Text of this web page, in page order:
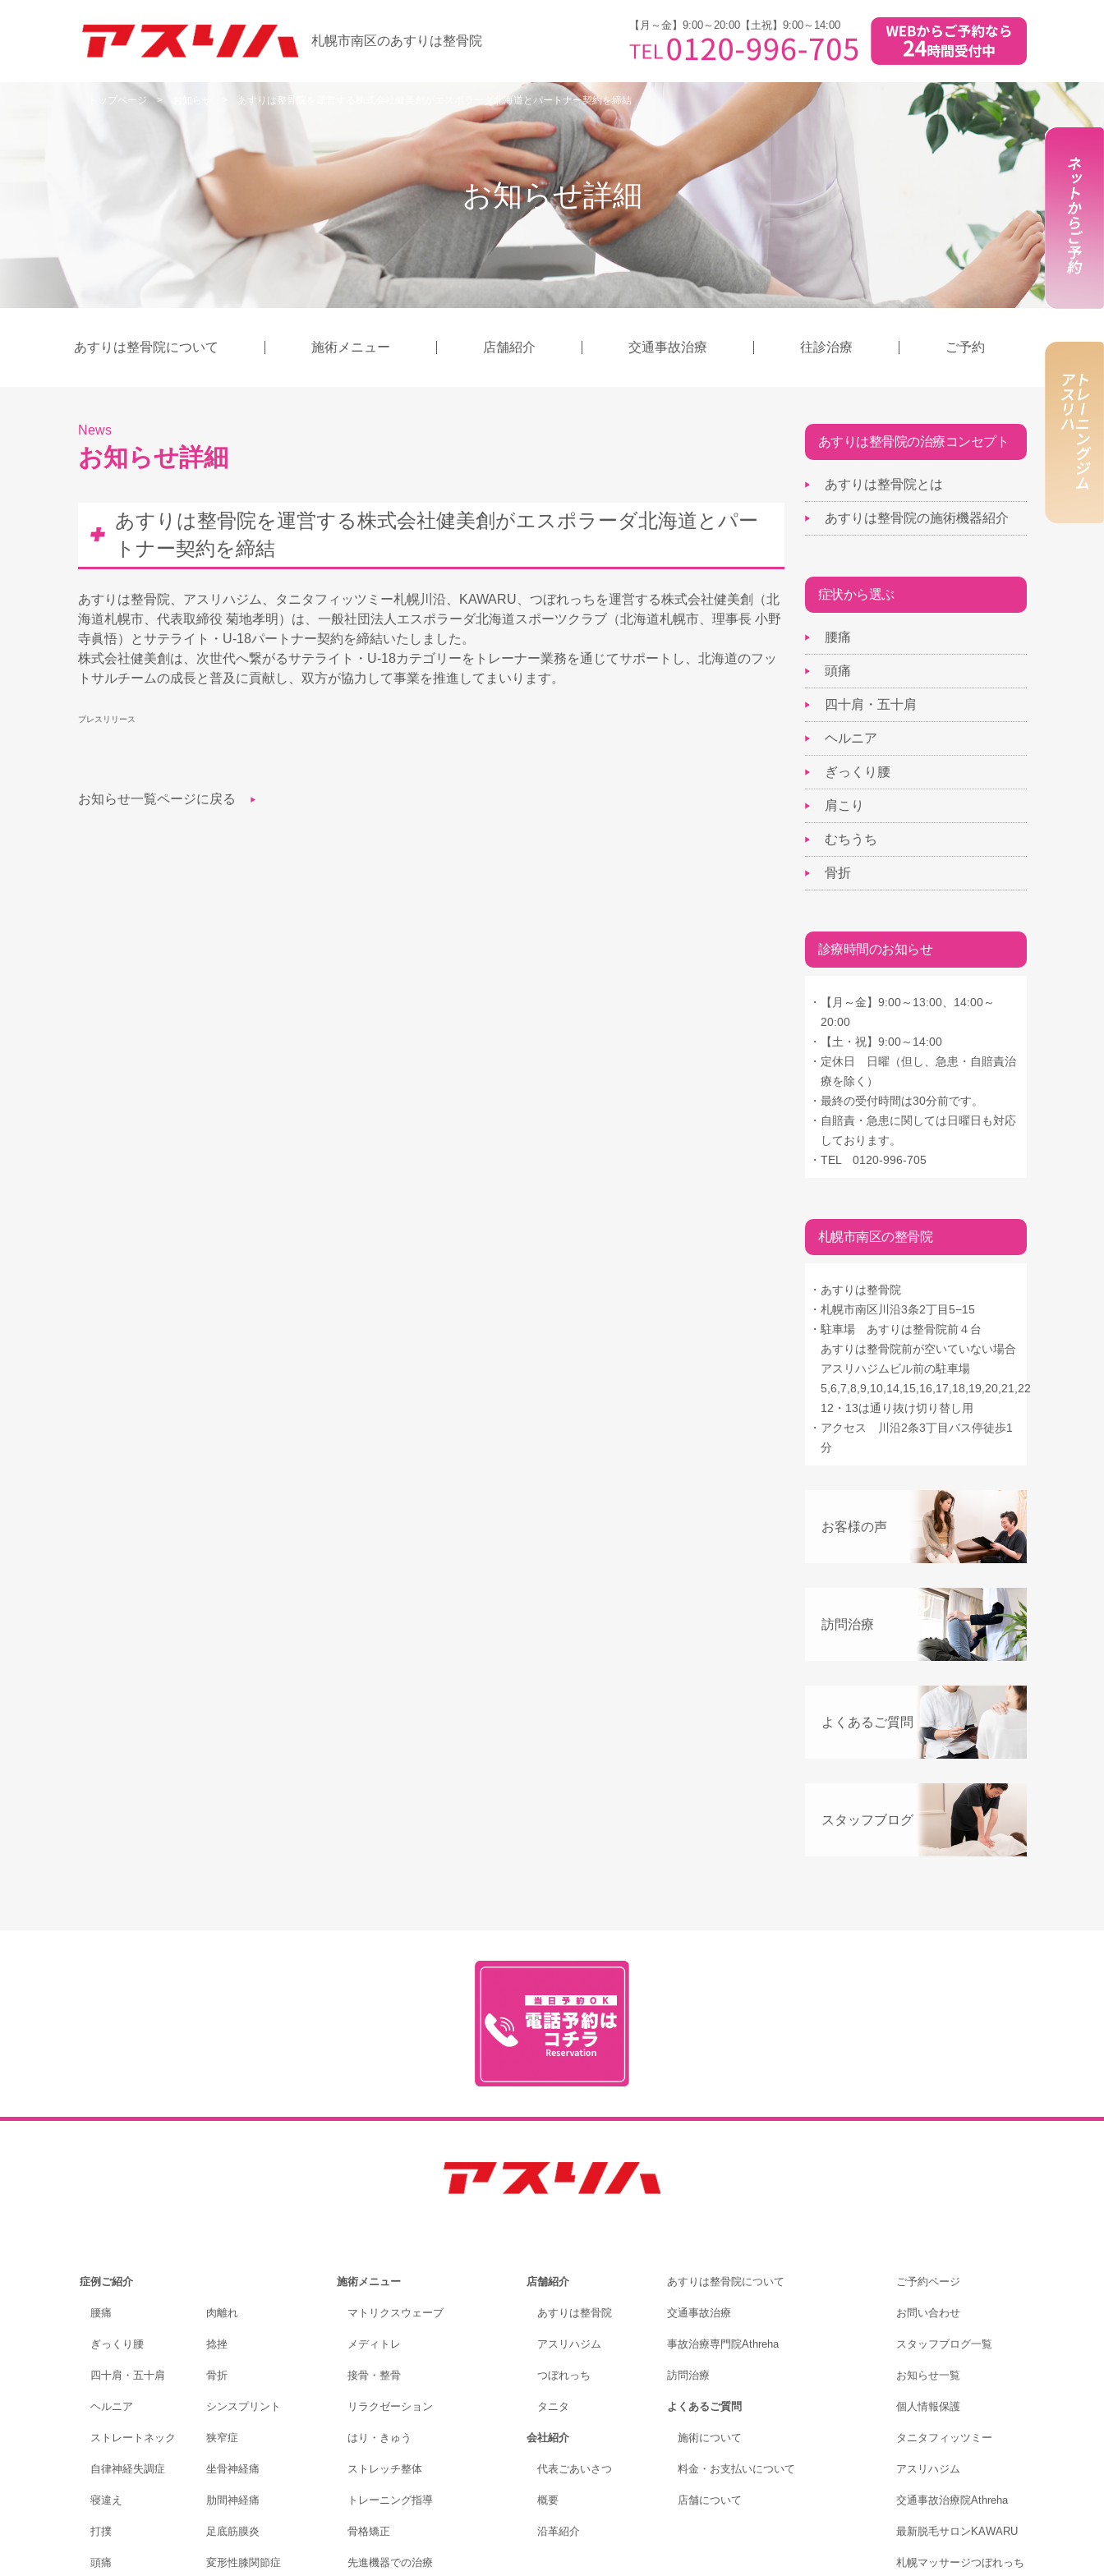
札幌市南区のあすりは整骨院
【月～金】9:00～20:00【土祝】9:00～14:00
トップページ > あすりは整骨院を運営する株式会社健美創がエスポラーダ北海道とパートナー契約を締結
お知らせ詳細
あすりは整骨院について 施術メニュー 店舗紹介 交通事故治療 往診治療 ご予約
News
お知らせ詳細
あすりは整骨院を運営する株式会社健美創がエスポラーダ北海道とパー
トナー契約を締結
あすりは整骨院、アスリハジム、タニタフィッツミー札幌川沿、KAWARU、つぼれっちを運営する株式会社健美創（北
海道札幌市、代表取締役 菊地孝明）は、一般社団法人エスポラーダ北海道スポーツクラブ（北海道札幌市、理事長 小野
寺眞悟）とサテライト・U-18パートナー契約を締結いたしました。
株式会社健美創は、次世代へ繋がるサテライト・U-18カテゴリーをトレーナー業務を通じてサポートし、北海道のフッ
トサルチームの成長と普及に貢献し、双方が協力して事業を推進してまいります。
プレスリリース
お知らせ一覧ページに戻る
あすりは整骨院の治療コンセプト
あすりは整骨院とは
あすりは整骨院の施術機器紹介
症状から選ぶ
腰痛
頭痛
四十肩・五十肩
ヘルニア
ぎっくり腰
肩こり
むちうち
骨折
診療時間のお知らせ
・
【月～金】9:00～13:00、14:00～
20:00
・
【土・祝】9:00～14:00
・ 定休日 日曜（但し、急患・自賠責治
療を除く）
・ 最終の受付時間は30分前です。
・ 自賠責・急患に関しては日曜日も対応
しております。
・ TEL 0120-996-705
札幌市南区の整骨院
・ あすりは整骨院
・ 札幌市南区川沿3条2丁目5−15
・ 駐車場 あすりは整骨院前４台
あすりは整骨院前が空いていない場合
アスリハジムビル前の駐車場
5,6,7,8,9,10,14,15,16,17,18,19,20,21,22
12・13は通り抜け切り替し用
・ アクセス 川沿2条3丁目バス停徒歩1
分
お客様の声
訪問治療
よくあるご質問
スタッフブログ
症例ご紹介
腰痛
ぎっくり腰
四十肩・五十肩
ヘルニア
ストレートネック
自律神経失調症
寝違え
打撲
頭痛
肉離れ
捻挫
骨折
シンスプリント
狭窄症
坐骨神経痛
肋間神経痛
足底筋膜炎
変形性膝関節症
施術メニュー
マトリクスウェーブ
メディトレ
接骨・整骨
リラクゼーション
はり・きゅう
ストレッチ整体
トレーニング指導
骨格矯正
先進機器での治療
店舗紹介
あすりは整骨院
アスリハジム
つぼれっち
タニタ
会社紹介
代表ごあいさつ
概要
沿革紹介
あすりは整骨院について
交通事故治療
事故治療専門院Athreha
訪問治療
よくあるご質問
施術について
料金・お支払いについて
店舗について
ご予約ページ
お問い合わせ
スタッフブログ一覧
お知らせ一覧
個人情報保護
タニタフィッツミー
アスリハジム
交通事故治療院Athreha
最新脱毛サロンKAWARU
札幌マッサージつぼれっち